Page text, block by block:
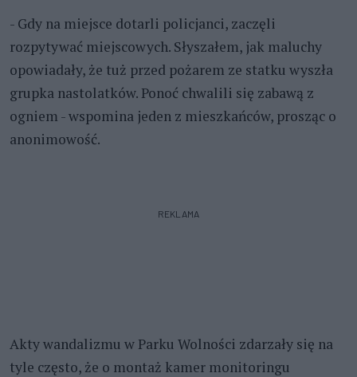
- Gdy na miejsce dotarli policjanci, zaczęli
rozpytywać miejscowych. Słyszałem, jak maluchy
opowiadały, że tuż przed pożarem ze statku wyszła
grupka nastolatków. Ponoć chwalili się zabawą z
ogniem - wspomina jeden z mieszkańców, prosząc o
anonimowość.
REKLAMA
Akty wandalizmu w Parku Wolności zdarzały się na
tyle często, że o montaż kamer monitoringu